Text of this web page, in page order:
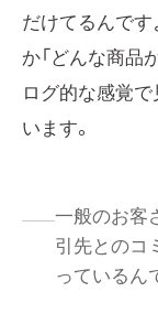
だけてるんです
か「どんな商品
ログ的な感覚で
います。
一般のお客
引先とのコ
っているん